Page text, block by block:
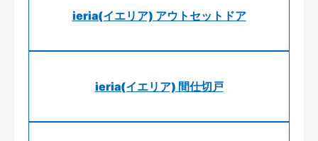
ieria(イエリア) アウトセットドア
ieria(イエリア) 間仕切戸